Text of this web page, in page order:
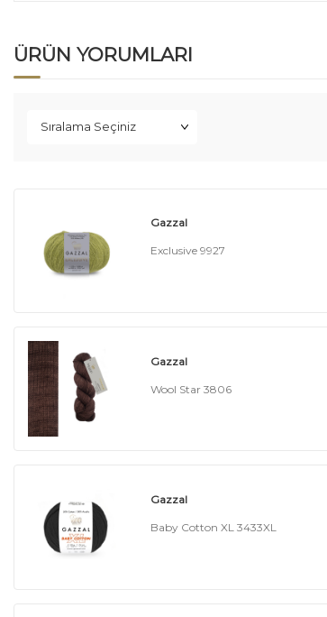
ÜRÜN YORUMLARI
Gazzal
Exclusive 9927
Gazzal
Wool Star 3806
Gazzal
Baby Cotton XL 3433XL